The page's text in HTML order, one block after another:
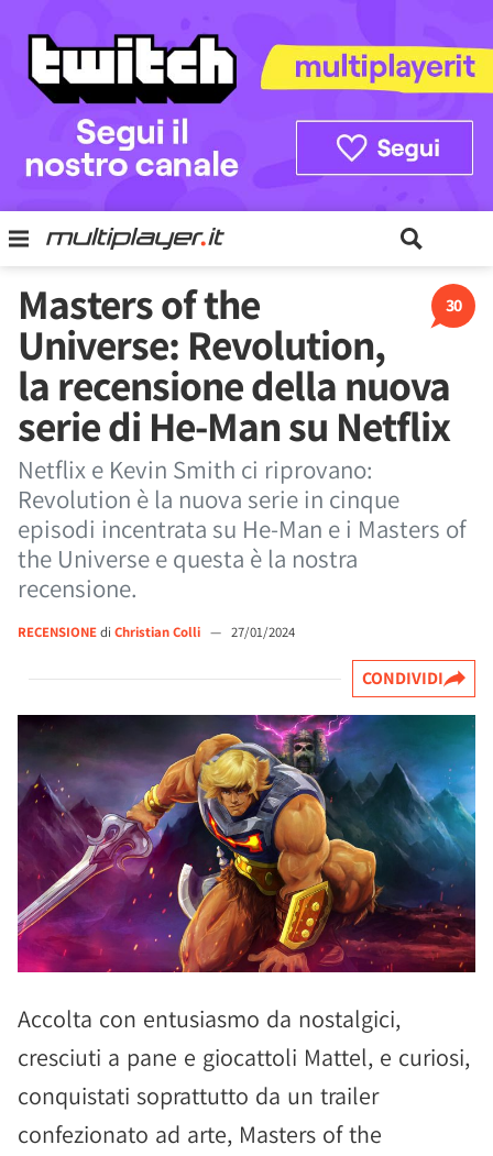
30
Masters of the
Universe: Revolution,
la recensione della nuova
serie di He-Man su Netflix
Netflix e Kevin Smith ci riprovano:
Revolution è la nuova serie in cinque
episodi incentrata su He-Man e i Masters of
the Universe e questa è la nostra
recensione.
RECENSIONEdi Christian Colli — 27/01/2024
CONDIVIDI
Accolta con entusiasmo da nostalgici,
cresciuti a pane e giocattoli Mattel, e curiosi,
conquistati soprattutto da un trailer
confezionato ad arte, Masters of the